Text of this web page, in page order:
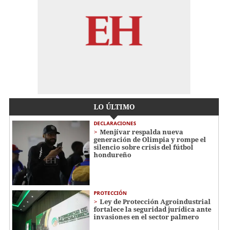
LO ÚLTIMO
DECLARACIONES
Menjívar respalda nueva
generación de Olimpia y rompe el
silencio sobre crisis del fútbol
hondureño
PROTECCIÓN
Ley de Protección Agroindustrial
fortalece la seguridad jurídica ante
invasiones en el sector palmero